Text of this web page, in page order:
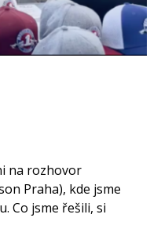
na rozhovor
Praha), kde jsme
Co jsme řešili, si